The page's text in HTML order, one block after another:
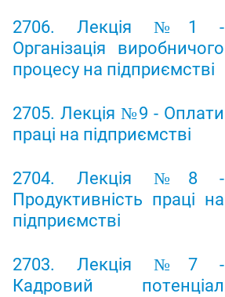
2706. Лекція №1 -
Організація виробничого
процесу на підприємстві
2705. Лекція №9 - Оплати
праці на підприємстві
2704. Лекція №8 -
Продуктивність праці на
підприємстві
2703. Лекція №7 -
Кадровий потенціал